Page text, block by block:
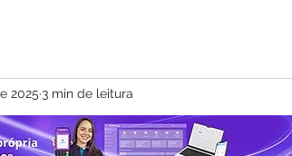
dólar digital: o
2025 3 min de leitura